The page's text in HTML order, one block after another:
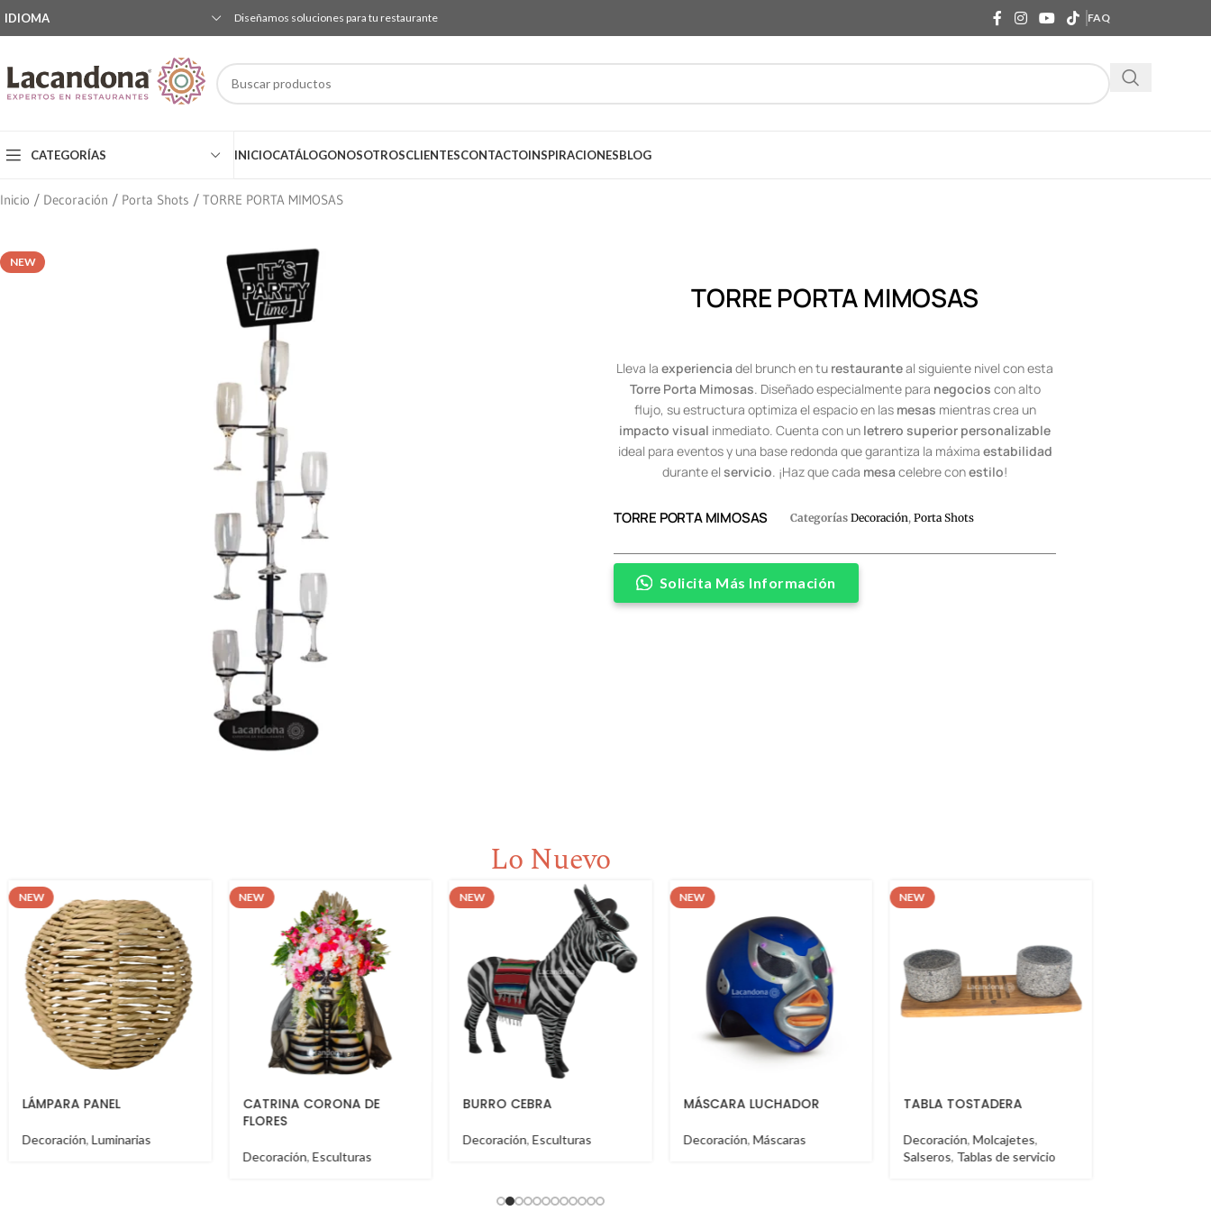
IDIOMA Diseñamos soluciones para tu restaurante FAQ
CATEGORÍAS INICIOCATÁLOGONOSOTROSCLIENTESCONTACTOINSPIRACIONESBLOG
Inicio Decoración Porta Shots TORRE PORTA MIMOSAS
NEW
TORRE PORTA MIMOSAS
Lleva la experiencia del brunch en tu restauranteal siguiente nivel con esta
Torre Porta Mimosas. Diseñado especialmente para negocios con alto
flujo, su estructura optimiza el espacio en las mesas mientras crea un
impacto visual inmediato. Cuenta con un letrero superior personalizable
ideal para eventos y una base redonda que garantiza la máxima estabilidad
durante el servicio. ¡Haz que cada mesa celebre conestilo!
TORRE PORTA MIMOSAS Categorías Decoración, Porta Shots
Solicita Más Información
Lo Nuevo
NEW
CATRINA CORONA DE
NEW
BURRO CEBRA MÁSCARA LUCHADOR
Decoración
TABLA TOSTADERA
Decoración
Tablas de servicio
BOOTH VT
Booth